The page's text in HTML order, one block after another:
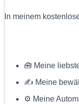
In meinem
🧰 Meine
✍ Meine
⚙️ Meine